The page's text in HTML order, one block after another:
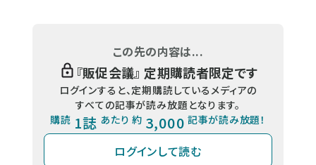
この先の内容は...
『販促会議』 定期購読者限定です
ログインすると、定期購読しているメディアの
すべての記事が読み放題となります。
購読 1誌 あたり 約 3,000 記事が読み放題！
ログインして読む